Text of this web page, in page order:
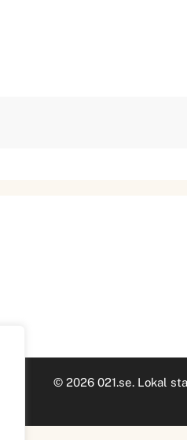
© 2026 021.se. Lokal